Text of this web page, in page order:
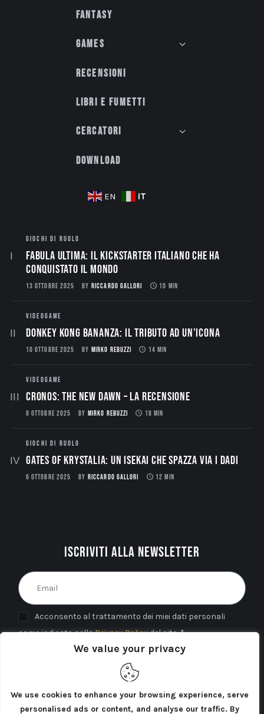
We value your privacy
We use cookies to enhance your browsing experience, serve
personalised ads or content, and analyse our traffic. By
Fantasy
Games
Recensioni
Libri e fumetti
Cercatori
Download
EN IT
GIOCHI DI RUOLO
Fabula Ultima: il Kickstarter italiano che ha
conquistato il mondo
13 OTTOBRE 2025 BY RICCARDO GALLORI 10 MIN
VIDEOGAME
Donkey Kong Bananza: Il Tributo ad un’Icona
10 OTTOBRE 2025 BY MIRKO REBUZZI 14 MIN
VIDEOGAME
CRONOS: THE NEW DAWN – La Recensione
8 OTTOBRE 2025 BY MIRKO REBUZZI 18 MIN
GIOCHI DI RUOLO
Gates of Krystalia: Un Isekai che spazza via i dadi
6 OTTOBRE 2025 BY RICCARDO GALLORI 12 MIN
Iscriviti alla newsletter
Acconsento al trattamento dei miei dati personali
come indicato nellaPrivacy Policydel sito. *
INVIA